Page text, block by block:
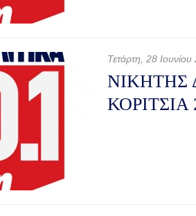
Τετάρτη, 28
ΝΙΚΗΤΗΣ
ΚΟΡΙΤΣΙΑ